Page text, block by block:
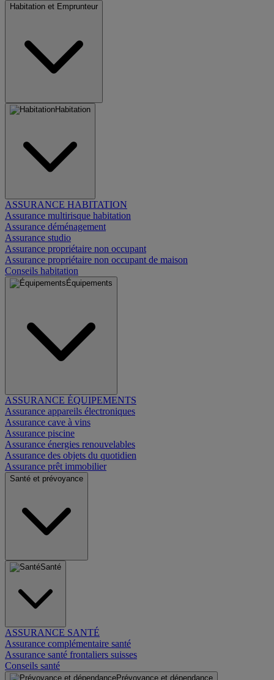
Habitation et Emprunteur
Habitation
ASSURANCE HABITATION
Assurance multirisque habitation
Assurance déménagement
Assurance studio
Assurance propriétaire non occupant
Assurance propriétaire non occupant de maison
Conseils habitation
Équipements
ASSURANCE ÉQUIPEMENTS
Assurance appareils électroniques
Assurance cave à vins
Assurance piscine
Assurance énergies renouvelables
Assurance des objets du quotidien
Assurance prêt immobilier
Santé et prévoyance
Santé
ASSURANCE SANTÉ
Assurance complémentaire santé
Assurance santé frontaliers suisses
Conseils santé
Prévoyance et dépendance